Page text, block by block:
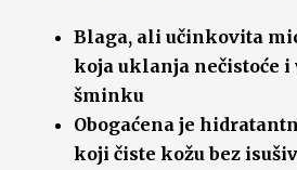
Blaga, ali učinkovita
koja uklanja nečistoće i
šminku
Obogaćena je
koji čiste kožu bez